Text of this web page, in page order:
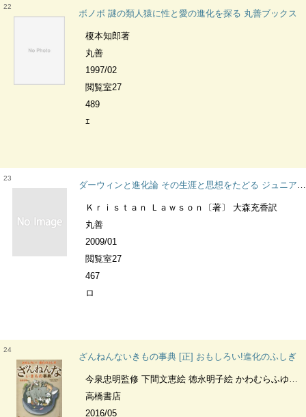
22
ボノボ 謎の類人猿に性と愛の進化を探る 丸善ブックス
榎本知郎著
丸善
1997/02
閲覧室27
489
ｴ
23
ダーウィンと進化論 その生涯と思想をたどる ジュニアサイエンス
Ｋｒｉｓｔａｎ Ｌａｗｓｏｎ〔著〕 大森充香訳
丸善
2009/01
閲覧室27
467
ロ
24
ざんねんないきもの事典 [正] おもしろい!進化のふしぎ
今泉忠明監修 下間文恵絵 徳永明子絵 かわむらふゆみ絵
高橋書店
2016/05